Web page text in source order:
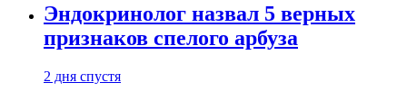
Эндокринолог назвал 5 верных
признаков спелого арбуза
2 дня спустя